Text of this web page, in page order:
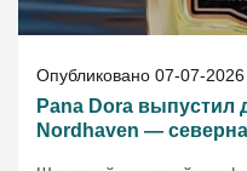
Опубликовано 07-07-2026
Pana Dora выпустил
Nordhaven —